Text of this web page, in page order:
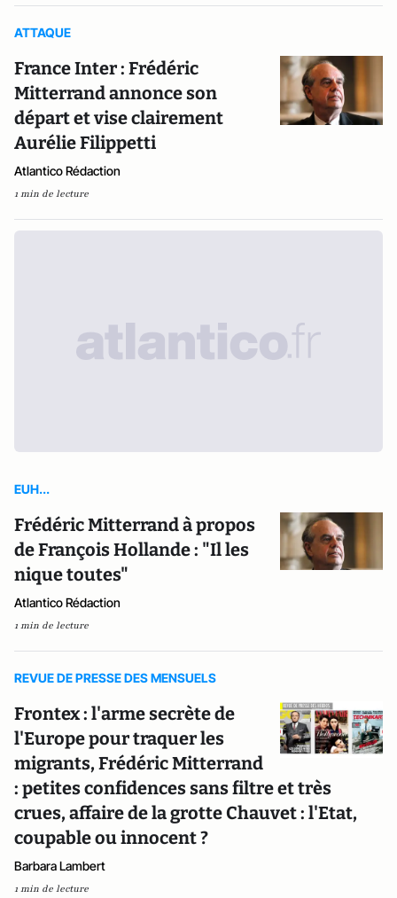
ATTAQUE
France Inter : Frédéric
Mitterrand annonce son
départ et vise clairement
Aurélie Filippetti
Atlantico Rédaction
1 min de lecture
EUH...
Frédéric Mitterrand à propos
de François Hollande : "Il les
nique toutes"
Atlantico Rédaction
1 min de lecture
REVUE DE PRESSE DES MENSUELS
Frontex : l'arme secrète de
l'Europe pour traquer les
migrants, Frédéric Mitterrand
: petites confidences sans filtre et très
crues, affaire de la grotte Chauvet : l'Etat,
coupable ou innocent ?
Barbara Lambert
1 min de lecture